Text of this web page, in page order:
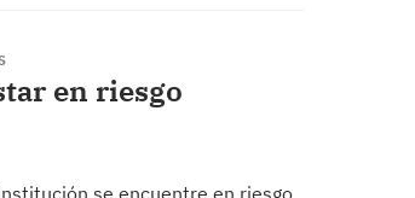
en riesgo
se encuentre en riesgo